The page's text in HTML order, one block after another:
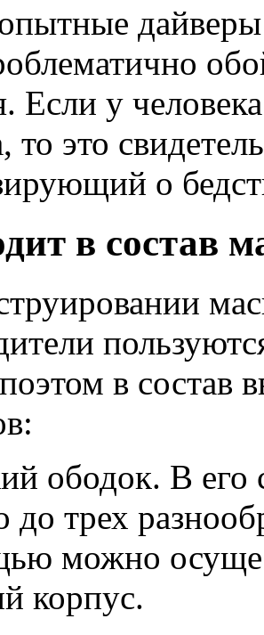
дайверы
Если у
то это
о
в состав
в состав
ободок. В его
до трех
можно
корпус.